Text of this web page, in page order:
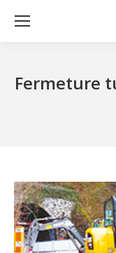
Fermeture